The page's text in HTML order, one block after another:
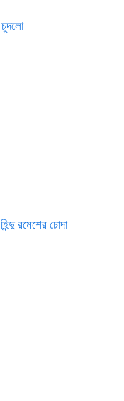
চুদলো
রমেশের চোদা